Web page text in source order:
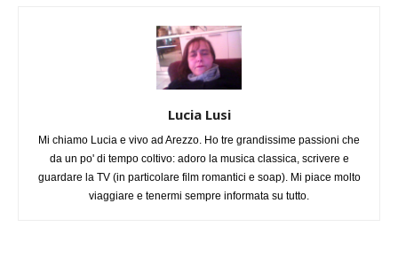
Lucia Lusi
Mi chiamo Lucia e vivo ad Arezzo. Ho tre grandissime passioni che
da un po' di tempo coltivo: adoro la musica classica, scrivere e
guardare la TV (in particolare film romantici e soap). Mi piace molto
viaggiare e tenermi sempre informata su tutto.